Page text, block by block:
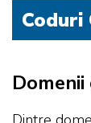
Coduri